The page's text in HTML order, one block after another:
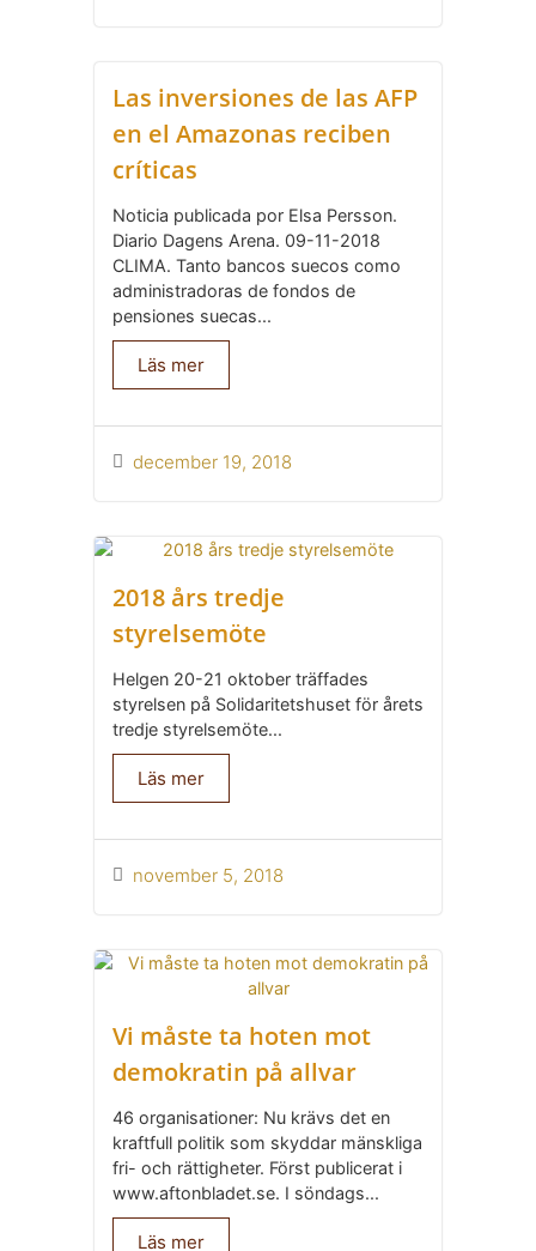
Las inversiones de las AFP
en el Amazonas reciben
críticas
december 19, 2018
Noticia publicada por Elsa Persson.
Diario Dagens Arena. 09-11-2018
CLIMA. Tanto bancos suecos como
administradoras de fondos de
pensiones suecas...
Läs mer
2018 års tredje
styrelsemöte
november 5, 2018
Helgen 20-21 oktober träffades
styrelsen på Solidaritetshuset för årets
tredje styrelsemöte...
Läs mer
Vi måste ta hoten mot
demokratin på allvar
46 organisationer: Nu krävs det en
kraftfull politik som skyddar mänskliga
fri- och rättigheter. Först publicerat i
www.aftonbladet.se. I söndags...
Läs mer